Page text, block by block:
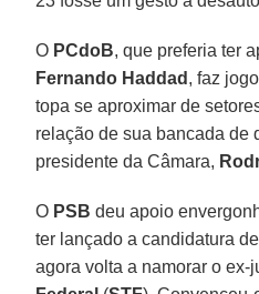
O PCdoB, que preferia ter
Fernando Haddad , faz
topa se aproximar de
relação de sua bancada de
presidente da Câmara,
O PSB deu apoio
ter lançado a candidatura de
agora volta a namorar o